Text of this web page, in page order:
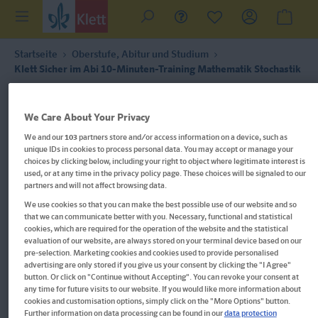
Startseite
Oberstufe, Abitur und Studium
Klett Sicher im Abi 10-Minuten-Training Mathematik Stochastik
Im Buch blättern
We Care About Your Privacy
We and our103partners store and/or access information on a device, such as
unique IDs in cookies to process personal data. You may accept or manage your
choices by clicking below, including your right to object where legitimate interest is
used, or at any time in the privacy policy page. These choices will be signaled to our
partners and will not affect browsing data.
We use cookies so that you can make the best possible use of our website and so
that we can communicate better with you. Necessary, functional and statistical
cookies, which are required for the operation of the website and the statistical
evaluation of our website, are always stored on your terminal device based on our
pre-selection. Marketing cookies and cookies used to provide personalised
advertising are only stored if you give us your consent by clicking the "I Agree"
button. Or click on "Continue without Accepting". You can revoke your consent at
any time for future visits to our website. If you would like more information about
cookies and customisation options, simply click on the "More Options" button.
Further information on data processing can be found in ourdata protection